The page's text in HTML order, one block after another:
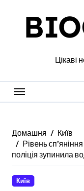
Цікаві
Домашня
Київ
Рівень
поліція зупинила
Київ